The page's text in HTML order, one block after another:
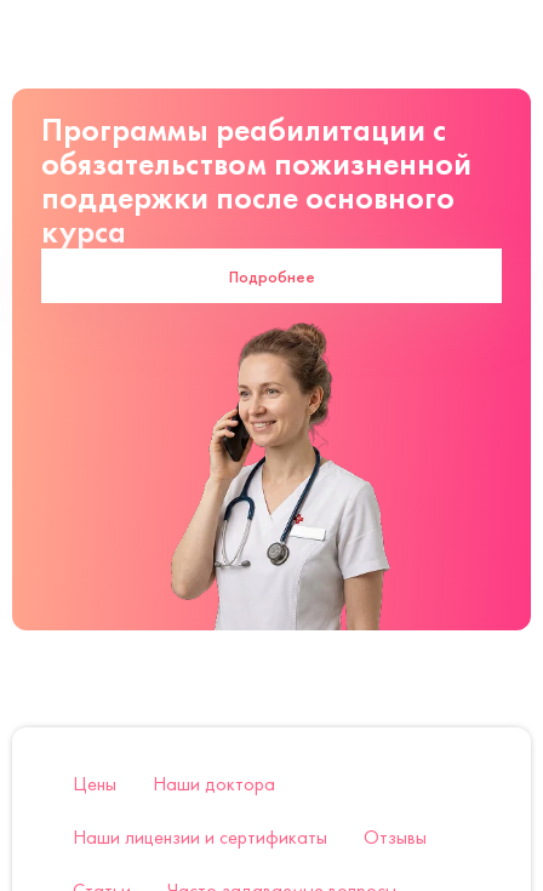
Программы реабилитации с
обязательством пожизненной
поддержки после основного
курса
Подробнее
Цены Наши доктора
Наши лицензии и сертификаты Отзывы